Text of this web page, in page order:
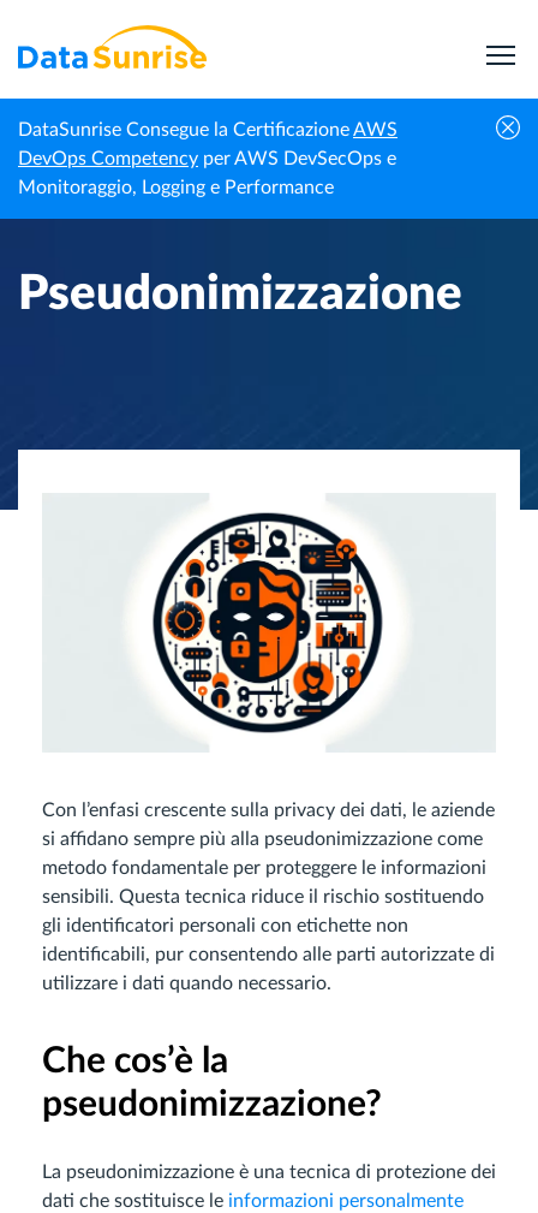
DataSunrise Consegue la CertificazioneAWS
DevOps Competency per AWS DevSecOps e
Monitoraggio, Logging e Performance
Homepage Centro di Conoscenza Pseudonimizzazione
Pseudonimizzazione
Con l’enfasi crescente sulla privacy dei dati, le aziende
si affidano sempre più alla pseudonimizzazione come
metodo fondamentale per proteggere le informazioni
sensibili. Questa tecnica riduce il rischio sostituendo
gli identificatori personali con etichette non
identificabili, pur consentendo alle parti autorizzate di
utilizzare i dati quando necessario.
Che cos’è la
pseudonimizzazione?
La pseudonimizzazione è una tecnica di protezione dei
dati che sostituisce le informazioni personalmente